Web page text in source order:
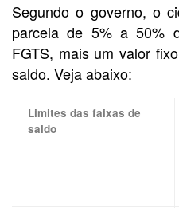
Segundo o governo, o
parcela de 5% a 50%
FGTS, mais um valor
saldo. Veja abaixo:
Limites das faixas de
saldo